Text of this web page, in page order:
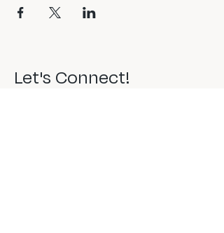
Let's Connect!